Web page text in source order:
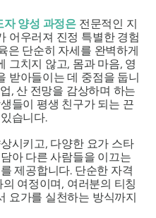
자 양성 과정은 전문적인 지
어우러져 진정 특별한 경험
은 단순히 자세를 완벽하게
그치지 않고, 몸과 마음, 영
받아들이는 데 중점을 둡니
, 산 전망을 감상하며 하는
들이 평생 친구가 되는 끈
습니다.
시키고, 다양한 요가 스타
아 다른 사람들을 이끄는
제공합니다. 단순한 자격
여정이며, 여러분의 티칭
요가를 실천하는 방식까지